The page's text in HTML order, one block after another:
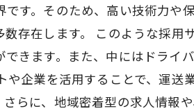
す。そのため、高い技術力や
存在します。 このような採用
きます。また、中にはドライ
企業を活用することで、運送
らに、地域密着型の求人情報